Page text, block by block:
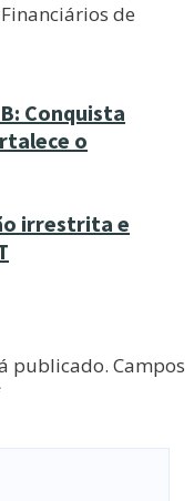
de
Conquista
o
irrestrita e
publicado. Campos